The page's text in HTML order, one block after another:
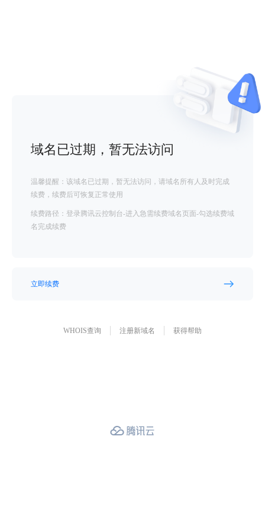
域名已过期，暂无法访问
温馨提醒：该域名已过期，暂无法访问，请域名所有人及时完成
续费，续费后可恢复正常使用
续费路径：登录腾讯云控制台-进入急需续费域名页面-勾选续费域
名完成续费
立即续费
WHOIS查询 注册新域名 获得帮助